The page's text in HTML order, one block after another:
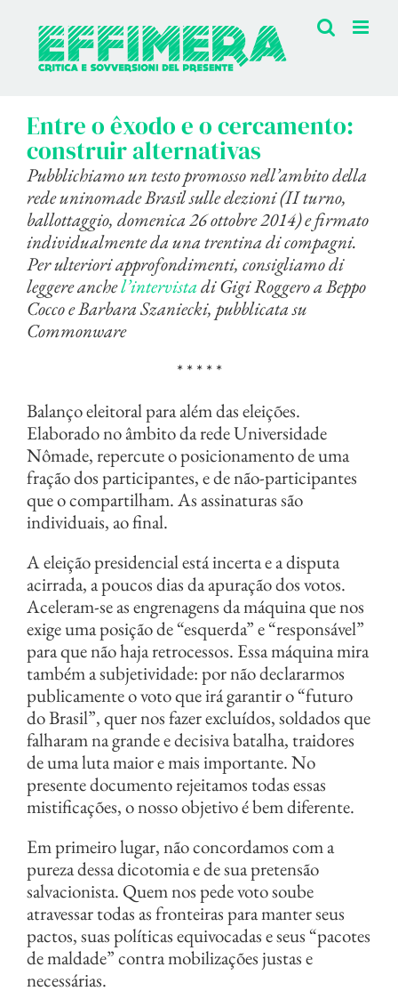
contenuto
Entre o êxodo e o cercamento:
construir alternativas
Pubblichiamo un testo promosso nell’ambito della
rede uninomade Brasil sulle elezioni (II turno,
ballottaggio, domenica 26 ottobre 2014) e firmato
individualmente da una trentina di compagni.
Per ulteriori approfondimenti, consigliamo di
leggere anchel’intervistadi Gigi Roggero a Beppo
Cocco e Barbara Szaniecki, pubblicata su
Commonware
* * * * *
Balanço eleitoral para além das eleições.
Elaborado no âmbito da rede Universidade
Nômade, repercute o posicionamento de uma
fração dos participantes, e de não-participantes
que o compartilham. As assinaturas são
individuais, ao final.
A eleição presidencial está incerta e a disputa
acirrada, a poucos dias da apuração dos votos.
Aceleram-se as engrenagens da máquina que nos
exige uma posição de “esquerda” e “responsável”
para que não haja retrocessos. Essa máquina mira
também a subjetividade: por não declararmos
publicamente o voto que irá garantir o “futuro
do Brasil”, quer nos fazer excluídos, soldados que
falharam na grande e decisiva batalha, traidores
de uma luta maior e mais importante. No
presente documento rejeitamos todas essas
mistificações, o nosso objetivo é bem diferente.
Em primeiro lugar, não concordamos com a
pureza dessa dicotomia e de sua pretensão
salvacionista. Quem nos pede voto soube
atravessar todas as fronteiras para manter seus
pactos, suas políticas equivocadas e seus “pacotes
de maldade” contra mobilizações justas e
necessárias.